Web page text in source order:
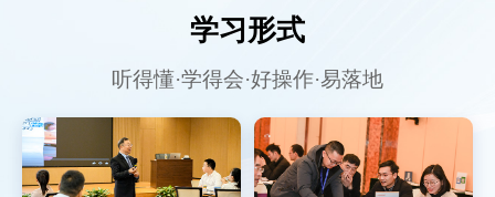
学习形式
听得懂·学得会·好操作·易落地